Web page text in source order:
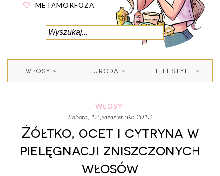
METAMORFOZA
WŁOSY URODA LIFESTYLE
WŁOSY
sobota, 12 października 2013
Żółtko, ocet i cytryna w
pielęgnacji zniszczonych
włosów